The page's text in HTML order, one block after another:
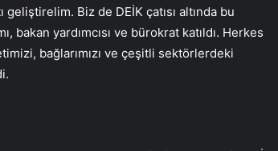
Biz de DEİK çatısı altında bu
bakan yardımcısı ve bürokrat katıldı. Herkes
bağlarımızı ve çeşitli sektörlerdeki